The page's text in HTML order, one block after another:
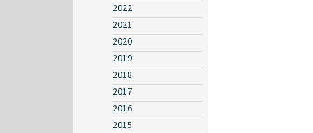
2022
2021
2020
2019
2018
2017
2016
2015